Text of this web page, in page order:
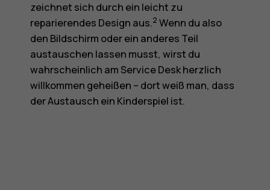
zeichnet sich durch ein leicht zu
reparierendes Design aus.2 Wenn du also
den Bildschirm oder ein anderes Teil
austauschen lassen musst, wirst du
wahrscheinlich am Service Desk herzlich
willkommen geheißen – dort weiß man, dass
der Austausch ein Kinderspiel ist.